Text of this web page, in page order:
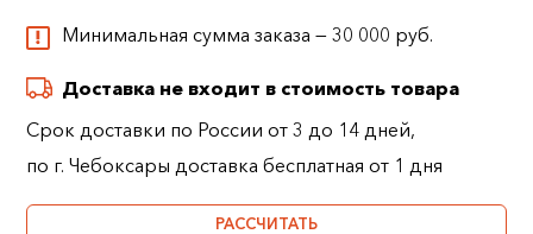
Минимальная сумма заказа — 30 000 руб.
Доставка не входит в стоимость товара
Срок доставки по России от 3 до 14 дней,
по г. Чебоксары доставка бесплатная от 1 дня
РАССЧИТАТЬ